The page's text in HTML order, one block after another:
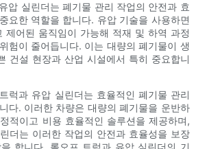
압 실린더는 폐기물 관리 작업의 안전과 효
요한 역할을 합니다. 유압 기술을 사용하면
제어된 움직임이 가능해 적재 및 하역 과정
험이 줄어듭니다. 이는 대량의 폐기물이 생
건설 현장과 산업 시설에서 특히 중요합니
럭과 유압 실린더는 효율적인 폐기물 관리
다. 이러한 차량은 대량의 폐기물을 운반하
적이고 비용 효율적인 솔루션을 제공하며,
더는 이러한 작업의 안전과 효율성을 보장